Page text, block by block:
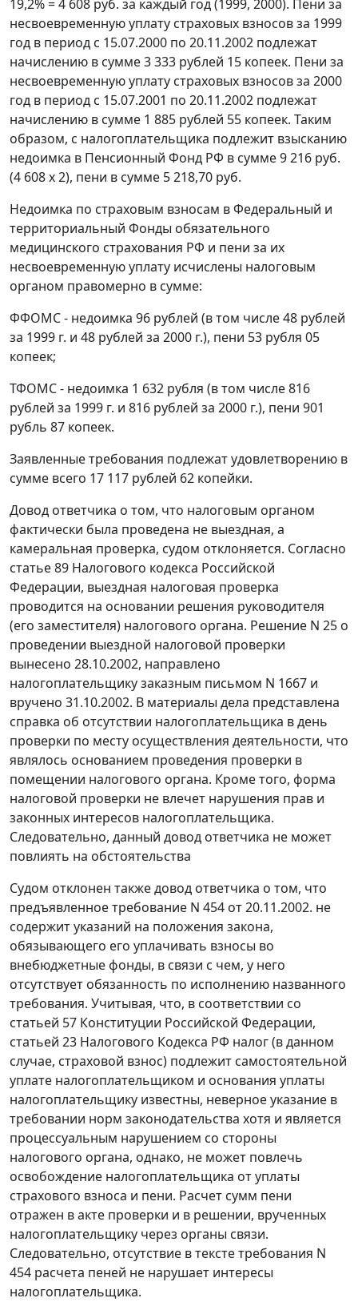
19,2% = 4 608 руб. за каждый год (1999, 2000). Пени за
несвоевременную уплату страховых взносов за 1999
год в период с 15.07.2000 по 20.11.2002 подлежат
начислению в сумме 3 333 рублей 15 копеек. Пени за
несвоевременную уплату страховых взносов за 2000
год в период с 15.07.2001 по 20.11.2002 подлежат
начислению в сумме 1 885 рублей 55 копеек. Таким
образом, с налогоплательщика подлежит взысканию
недоимка в Пенсионный Фонд РФ в сумме 9 216 руб.
(4 608 х 2), пени в сумме 5 218,70 руб.
Недоимка по страховым взносам в Федеральный и
территориальный Фонды обязательного
медицинского страхования РФ и пени за их
несвоевременную уплату исчислены налоговым
органом правомерно в сумме:
ФФОМС - недоимка 96 рублей (в том числе 48 рублей
за 1999 г. и 48 рублей за 2000 г.), пени 53 рубля 05
копеек;
ТФОМС - недоимка 1 632 рубля (в том числе 816
рублей за 1999 г. и 816 рублей за 2000 г.), пени 901
рубль 87 копеек.
Заявленные требования подлежат удовлетворению в
сумме всего 17 117 рублей 62 копейки.
Довод ответчика о том, что налоговым органом
фактически была проведена не выездная, а
камеральная проверка, судом отклоняется. Согласно
статье 89 Налогового кодекса Российской
Федерации, выездная налоговая проверка
проводится на основании решения руководителя
(его заместителя) налогового органа. Решение N 25 о
проведении выездной налоговой проверки
вынесено 28.10.2002, направлено
налогоплательщику заказным письмом N 1667 и
вручено 31.10.2002. В материалы дела представлена
справка об отсутствии налогоплательщика в день
проверки по месту осуществления деятельности, что
являлось основанием проведения проверки в
помещении налогового органа. Кроме того, форма
налоговой проверки не влечет нарушения прав и
законных интересов налогоплательщика.
Следовательно, данный довод ответчика не может
повлиять на обстоятельства
Судом отклонен также довод ответчика о том, что
предъявленное требование N 454 от 20.11.2002. не
содержит указаний на положения закона,
обязывающего его уплачивать взносы во
внебюджетные фонды, в связи с чем, у него
отсутствует обязанность по исполнению названного
требования. Учитывая, что, в соответствии со
статьей 57 Конституции Российской Федерации,
статьей 23 Налогового Кодекса РФ налог (в данном
случае, страховой взнос) подлежит самостоятельной
уплате налогоплательщиком и основания уплаты
налогоплательщику известны, неверное указание в
требовании норм законодательства хотя и является
процессуальным нарушением со стороны
налогового органа, однако, не может повлечь
освобождение налогоплательщика от уплаты
страхового взноса и пени. Расчет сумм пени
отражен в акте проверки и в решении, врученных
налогоплательщику через органы связи.
Следовательно, отсутствие в тексте требования N
454 расчета пеней не нарушает интересы
налогоплательщика.